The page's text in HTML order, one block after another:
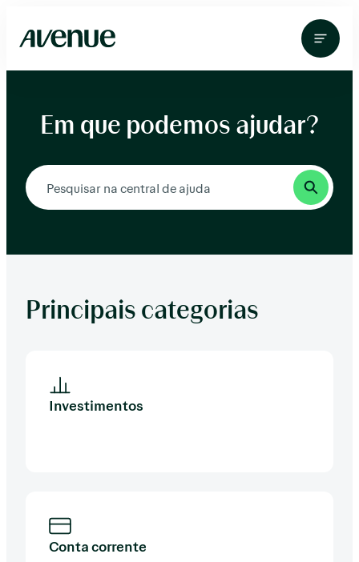
para
conteúdo
Em que podemos ajudar?
Principais categorias
Investimentos
Conta corrente